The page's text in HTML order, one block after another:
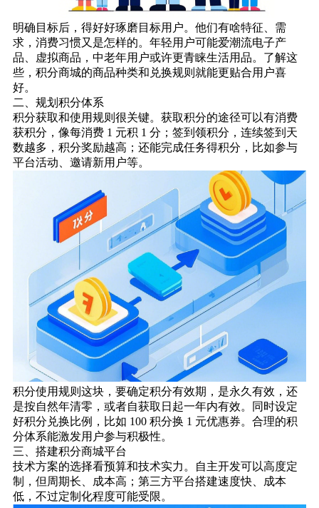
明确目标后，得好好琢磨目标用户。他们有啥特征、需
求，消费习惯又是怎样的。年轻用户可能爱潮流电子产
品、虚拟商品，中老年用户或许更青睐生活用品。了解这
些，积分商城的商品种类和兑换规则就能更贴合用户喜
好。
二、规划积分体系
积分获取和使用规则很关键。获取积分的途径可以有消费
获积分，像每消费 1 元积 1 分；签到领积分，连续签到天
数越多，积分奖励越高；还能完成任务得积分，比如参与
平台活动、邀请新用户等。
积分使用规则这块，要确定积分有效期，是永久有效，还
是按自然年清零，或者自获取日起一年内有效。同时设定
好积分兑换比例，比如 100 积分换 1 元优惠券。合理的积
分体系能激发用户参与积极性。
三、搭建积分商城平台
技术方案的选择看预算和技术实力。自主开发可以高度定
制，但周期长、成本高；第三方平台搭建速度快、成本
低，不过定制化程度可能受限。